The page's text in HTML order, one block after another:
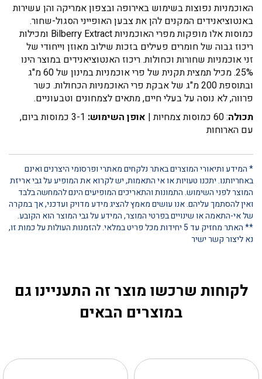
האוכמניות נפוצות בשימוש באירופה ובצפון אמריקה והן עשירות
באנטוציאנידים המקנים להן את צבען האופייני הסגול-שחור.
כמוסות אלו מופקות מפרי האוכמניות Bilberry Extract ומכילות
ריכוז גבוה של חומרים פעילים בזכות שילוב מאוזן וייחודי של
זני אוכמניות שחורות וכחולות. ריכוז האנטוציאנידים במוצר הינו
25%. מכיל תמצית תקנית של פרי אוכמניות במינון של 60 מ"ג
ובתוספת 200 מ"ג של אבקת פרי האוכמניות הכחולות. כשר
פרווה, לא נוסה על בעלי חיים, מתאים לצמחונים וטבעוניים.
תכולה: 60 כמוסות צמחיות | אופן השימוש:
3-1 כמוסות ביום,
עם הארוחות
* המידע ותיאורי המוצרים באתר נלקחים מאתרי ופרסומי היצרנים ואינם
באחריותנו. יתכנו טעויות או אי התאמות, יש לקרוא את המופיע על גבי אריזת
המוצר לפני השימוש. התמונות והתאריכים המופיעים הינם להמחשה בלבד
ואין להסתמך עליהם. אנו עושים מאמץ להציג מידע מדויק ועדכני, אך במקרה
של אי-התאמה או שינויים בפרטי המוצר, המידע על גבי המוצר הוא הקובע.
** האתר מחזיק עד 5 יחידות מכל פריט במלאי. להזמנות העולות על כמות זו,
נא ליצור קשר ישיר
לקוחות שרכשו מוצר זה התעניינו גם
במוצרים הבאים